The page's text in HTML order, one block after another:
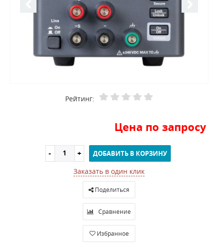
Рейтинг:
Цена по запросу
ДОБАВИТЬ В КОРЗИНУ
Заказать в один клик
Поделиться
Сравнение
Избранное